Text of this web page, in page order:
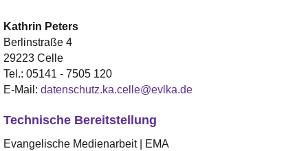
Kathrin Peters
Berlinstraße 4
29223 Celle
Tel.: 05141 - 7505 120
E-Mail: datenschutz.ka.celle@evlka.de
Technische Bereitstellung
Evangelische Medienarbeit | EMA